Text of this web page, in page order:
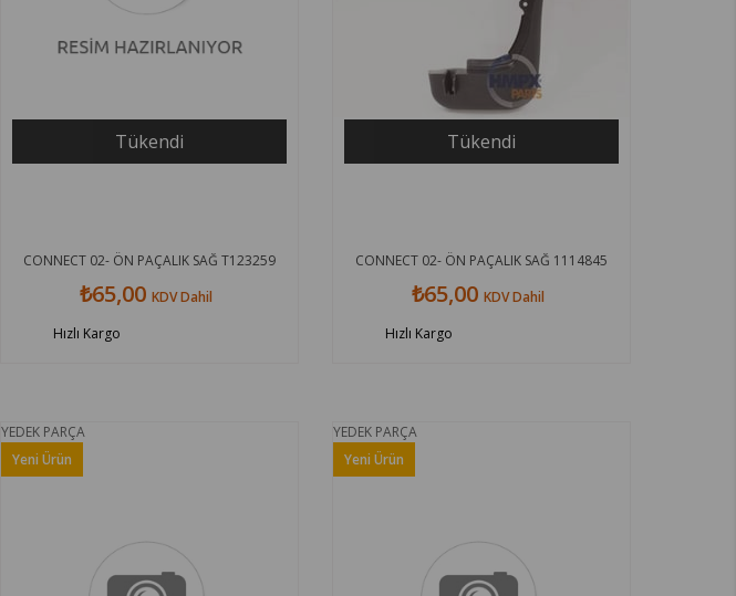
Tükendi
CONNECT 02- ÖN PAÇALIK SAĞ T123259
₺65,00 KDV Dahil
Hızlı Kargo
Tükendi
CONNECT 02- ÖN PAÇALIK SAĞ 1114845
₺65,00 KDV Dahil
Hızlı Kargo
YEDEK PARÇA
Yeni Ürün
YEDEK PARÇA
Yeni Ürün